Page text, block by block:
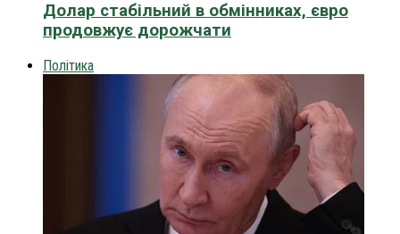
Долар стабільний в обмінниках, євро
продовжує дорожчати
Політика